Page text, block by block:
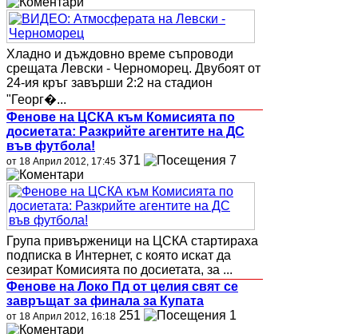
Хладно и дъждовно време съпроводи
срещата Левски - Черноморец. Двубоят от
24-ия кръг завърши 2:2 на стадион
"Георг�...
Фенове на ЦСКА към Комисията по
досиетата: Разкрийте агентите на ДС
във футбола!
от 18 Април 2012, 17:45 371 7
Група привърженици на ЦСКА стартираха
подписка в Интернет, с която искат да
сезират Комисията по досиетата, за ...
Фенове на Локо Пд от целия свят се
завръщат за финала за Купата
от 18 Април 2012, 16:18 251 1